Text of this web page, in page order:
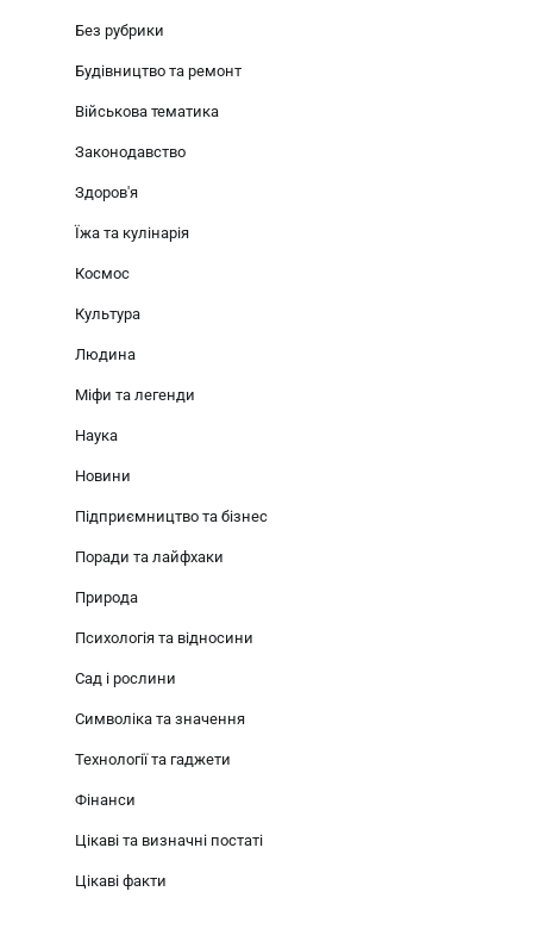
Без рубрики
Будівництво та ремонт
Військова тематика
Законодавство
Здоров'я
Їжа та кулінарія
Космос
Культура
Людина
Міфи та легенди
Наука
Новини
Підприємництво та бізнес
Поради та лайфхаки
Природа
Психологія та відносини
Сад і рослини
Символіка та значення
Технології та гаджети
Фінанси
Цікаві та визначні постаті
Цікаві факти